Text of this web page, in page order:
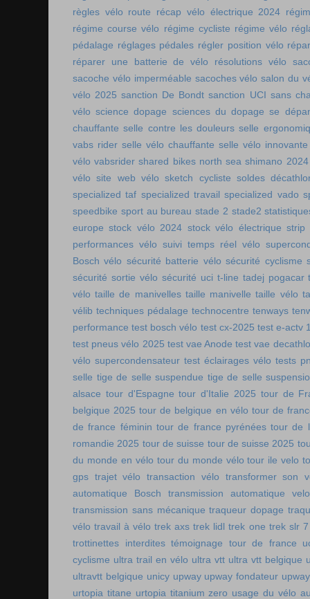
règles vélo route
récap vélo électrique 2024
régime course vélo régime cycliste régime vélo
pédalage réglages pédales régler position vélo
réparer une batterie de vélo
résolutions vélo
sacoche vélo imperméable sacoches vélo salon du
vélo 2025 sanction De Bondt sanction UCI sans
vélo science dopage sciences du dopage se
chauffante selle contre les douleurs selle
vabs rider selle vélo chauffante selle vélo innovante
vélo vabsrider shared bikes north sea shimano 2024
vélo site web vélo sketch cycliste soldes
specialized taf specialized travail specialized vado
speedbike sport au bureau stade 2 stade2
europe stock vélo 2024 stock vélo électrique strip
performances vélo suivi temps réel vélo
Bosch vélo sécurité batterie vélo sécurité cyclisme
sécurité sortie vélo sécurité uci t-line tadej pogacar
vélo taille de manivelles taille manivelle taille vélo
vélib techniques pédalage technocentre tenways
performance test bosch vélo test cx-2025 test e-actv
test pneus vélo 2025 test vae Anode test vae
vélo supercondensateur test éclairages vélo tests
selle tige de selle suspendue tige de selle
alsace tour d'Espagne tour d'Italie 2025 tour de
belgique 2025 tour de belgique en vélo tour de
de france féminin tour de france pyrénées tour de
romandie 2025 tour de suisse tour de suisse 2025
du monde en vélo tour du monde vélo tour ile velo
gps trajet vélo transaction vélo
transformer son
automatique Bosch
transmission automatique
transmission sans mécanique traqueur dopage
vélo travail à vélo trek axs trek lidl trek one trek slr 7
trottinettes interdites témoignage tour de france
cyclisme ultra trail en vélo ultra vtt ultra vtt belgique
ultravtt belgique unicy upway upway fondateur
urtopia titane urtopia titanium zero usage du vélo